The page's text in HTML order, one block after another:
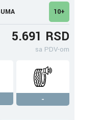
10+
5.691 RSD
sa PDV-om
-